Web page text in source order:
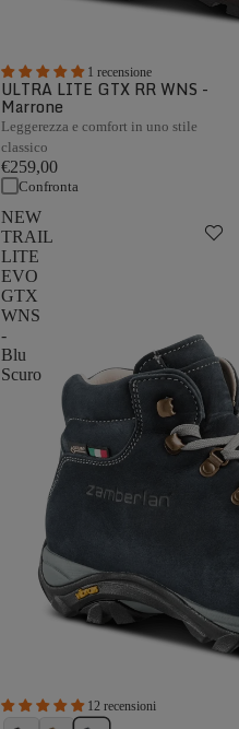
1 recensione
ULTRA LITE GTX RR WNS -
Marrone
Leggerezza e comfort in uno stile
classico
€259,00
Confronta
NEW
TRAIL
LITE
EVO
GTX
WNS
-
Blu
Scuro
12 recensioni